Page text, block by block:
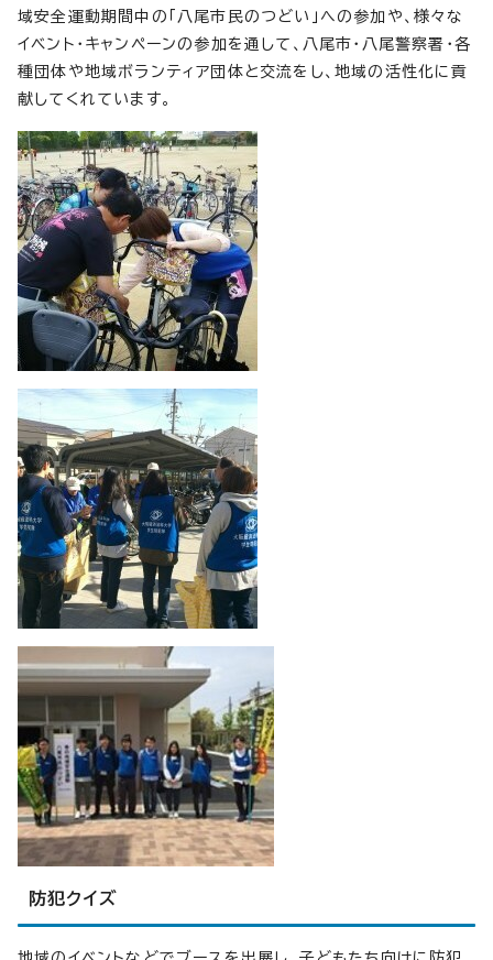
域安全運動期間中の「八尾市民のつどい」への参加や、様々な
イベント・キャンペーンの参加を通して、八尾市・八尾警察署・各
種団体や地域ボランティア団体と交流をし、地域の活性化に貢
献してくれています。
防犯クイズ